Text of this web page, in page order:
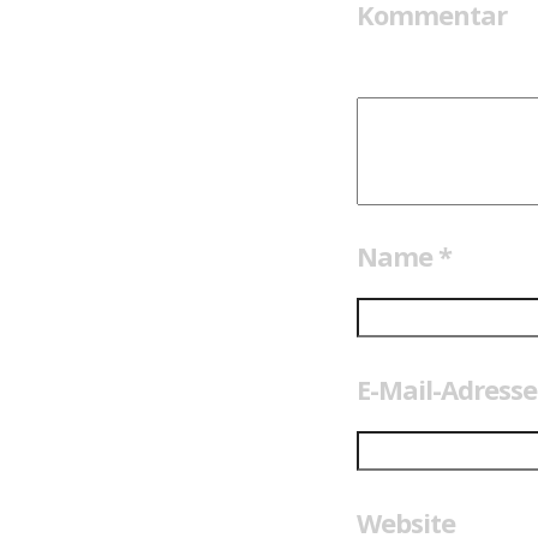
Kommentar
Name *
E-Mail-
Website